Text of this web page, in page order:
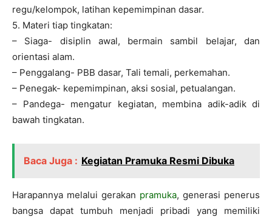
regu/kelompok, latihan kepemimpinan dasar.
5. Materi tiap tingkatan:
– Siaga- disiplin awal, bermain sambil belajar, dan
orientasi alam.
– Penggalang- PBB dasar, Tali temali, perkemahan.
– Penegak- kepemimpinan, aksi sosial, petualangan.
– Pandega- mengatur kegiatan, membina adik-adik di
bawah tingkatan.
Baca Juga : Kegiatan Pramuka Resmi Dibuka
Harapannya melalui gerakan pramuka, generasi penerus
bangsa dapat tumbuh menjadi pribadi yang memiliki